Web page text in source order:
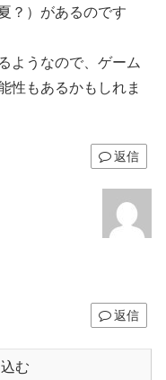
？）があるのです
ようなので、ゲーム
性もあるかもしれま
返信
返信
む